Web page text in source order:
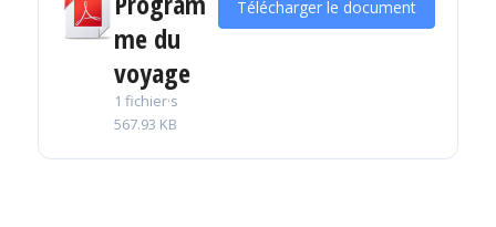
me du
voyage
1 fichier·s
567.93 KB
Télécharger le document